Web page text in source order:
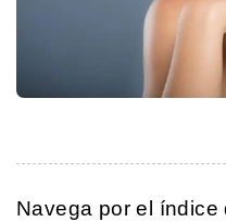
Navega por el